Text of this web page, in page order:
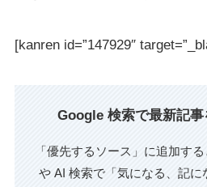
[kanren id=”147929″
Google 検索で最新記
「優先するソース」に追加す
や AI 検索で「気になる、記